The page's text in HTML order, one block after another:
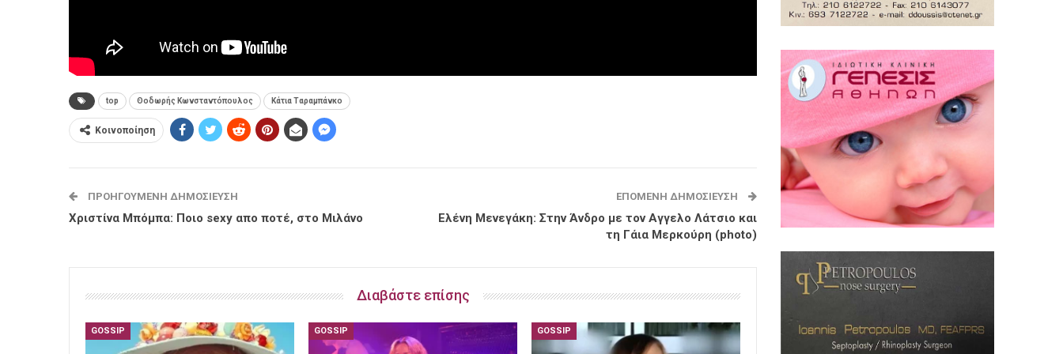
top Θοδωρής Κωνσταντόπουλος Κάτια Ταραμπάνκο
Κοινοποίηση
ΠΡΟΗΓΟΎΜΕΝΗ ΔΗΜΟΣΊΕΥΣΗ
Χριστίνα Μπόμπα: Ποιο sexy απο ποτέ, στο Μιλάνο
ΕΠΌΜΕΝΗ ΔΗΜΟΣΊΕΥΣΗ
Ελένη Μενεγάκη: Στην Άνδρο με τον Αγγελο Λάτσιο και
τη Γάια Μερκούρη (photo)
Διαβάστε επίσης
GOSSIP GOSSIP GOSSIP